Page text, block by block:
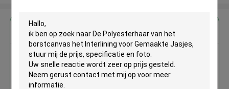
Krijg de beste prijs voor
De Polyesterhaar van het
borstcanvas het Interlining voor